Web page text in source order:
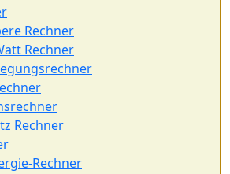
Rechner
Rechner
Rechner
Rechner